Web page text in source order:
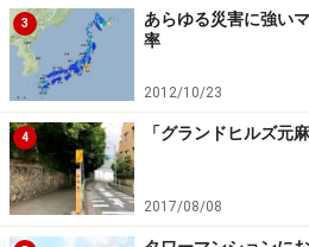
3
あらゆる災害に強い
率
2012/10/23
4 「グランドヒルズ元
2017/08/08